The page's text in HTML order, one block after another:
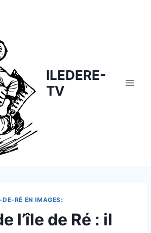
ILEDERE-
TV
RÉ EN IMAGES:
l’île de Ré : il